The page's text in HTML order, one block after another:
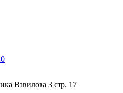
0
Вавилова 3 стр. 17